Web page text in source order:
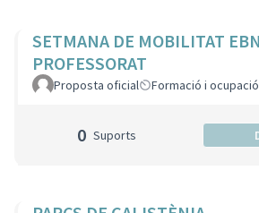
SETMANA DE MOBILITAT
PROFESSORAT
Proposta oficial Formació i ocupació
0 Suports